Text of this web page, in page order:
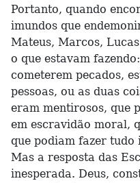
Portanto, quando
imundos que
Mateus, Marcos,
o que estavam
cometerem pecados,
pessoas, ou as duas
eram mentirosos, que
em escravidão moral,
que podiam fazer tudo
Mas a resposta das
inesperada. Deus,